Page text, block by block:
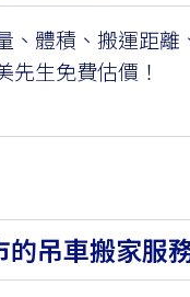
、體積、搬運距離
先生免費估價！
吊車搬家服